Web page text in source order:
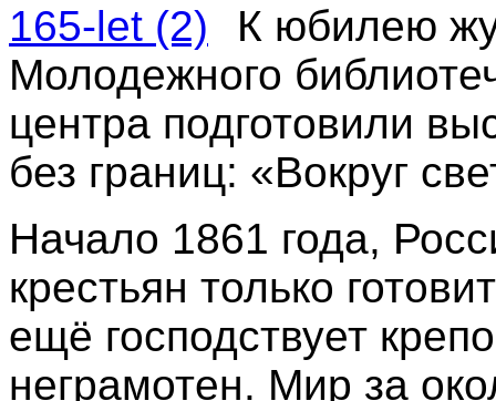
К юбилею
Молодежного
центра подготовили
без границ: «Вокруг
Начало 1861 года,
крестьян только
ещё господствует
неграмотен. Мир за